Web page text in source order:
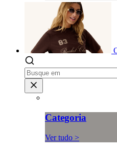
Categoria
Ver tudo >